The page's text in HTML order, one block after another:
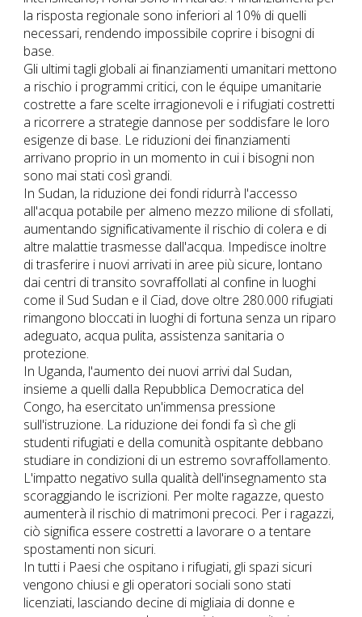
la risposta regionale sono inferiori al 10% di quelli
necessari, rendendo impossibile coprire i bisogni di
base.
Gli ultimi tagli globali ai finanziamenti umanitari mettono
a rischio i programmi critici, con le équipe umanitarie
costrette a fare scelte irragionevoli e i rifugiati costretti
a ricorrere a strategie dannose per soddisfare le loro
esigenze di base. Le riduzioni dei finanziamenti
arrivano proprio in un momento in cui i bisogni non
sono mai stati così grandi.
In Sudan, la riduzione dei fondi ridurrà l'accesso
all'acqua potabile per almeno mezzo milione di sfollati,
aumentando significativamente il rischio di colera e di
altre malattie trasmesse dall'acqua. Impedisce inoltre
di trasferire i nuovi arrivati in aree più sicure, lontano
dai centri di transito sovraffollati al confine in luoghi
come il Sud Sudan e il Ciad, dove oltre 280.000 rifugiati
rimangono bloccati in luoghi di fortuna senza un riparo
adeguato, acqua pulita, assistenza sanitaria o
protezione.
In Uganda, l'aumento dei nuovi arrivi dal Sudan,
insieme a quelli dalla Repubblica Democratica del
Congo, ha esercitato un'immensa pressione
sull'istruzione. La riduzione dei fondi fa sì che gli
studenti rifugiati e della comunità ospitante debbano
studiare in condizioni di un estremo sovraffollamento.
L'impatto negativo sulla qualità dell'insegnamento sta
scoraggiando le iscrizioni. Per molte ragazze, questo
aumenterà il rischio di matrimoni precoci. Per i ragazzi,
ciò significa essere costretti a lavorare o a tentare
spostamenti non sicuri.
In tutti i Paesi che ospitano i rifugiati, gli spazi sicuri
vengono chiusi e gli operatori sociali sono stati
licenziati, lasciando decine di migliaia di donne e